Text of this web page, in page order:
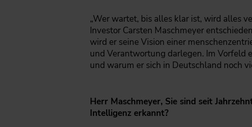
„Wer wartet, bis alles klar ist, wird alles
Investor Carsten Maschmeyer
wird er seine Vision einer
und Verantwortung darlegen. Im Vorfeld
und warum er sich in Deutschland noch
Herr Maschmeyer, Sie sind seit
Intelligenz erkannt?